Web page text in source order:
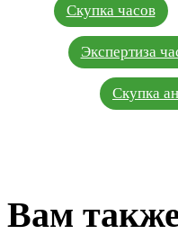
Скупка часов
Экспертиза
Скупка
Вам